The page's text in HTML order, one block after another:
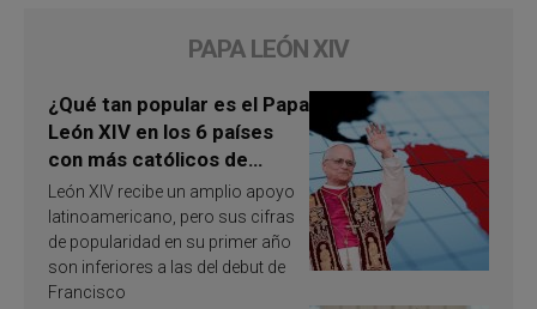
PAPA LEÓN XIV
¿Qué tan popular es el Papa
León XIV en los 6 países
con más católicos de
América Latina en 2026?
Publican resultados de
investigación
León XIV recibe un amplio apoyo
latinoamericano, pero sus cifras
de popularidad en su primer año
son inferiores a las del debut de
Francisco